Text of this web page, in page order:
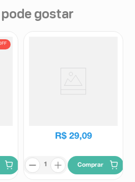
gostar
R$ 29,09
Comprar